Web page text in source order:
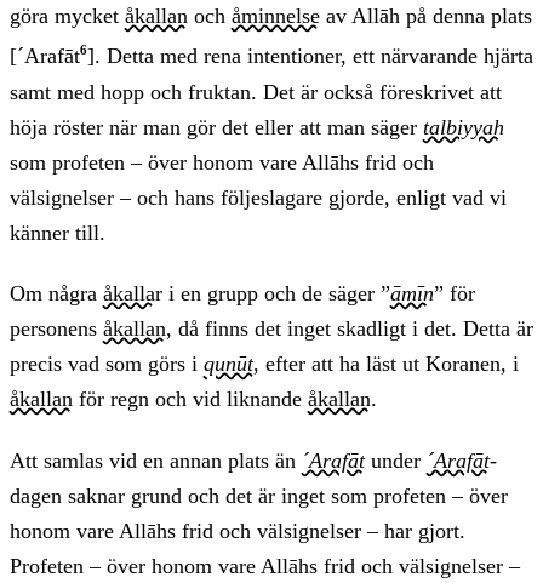
göra mycket åkallan och åminnelse av Allāh på denna plats
[´Arafāt6]. Detta med rena intentioner, ett närvarande hjärta
samt med hopp och fruktan. Det är också föreskrivet att
höja röster när man gör det eller att man säger talbiyyah
som profeten – över honom vare Allāhs frid och
välsignelser – och hans följeslagare gjorde, enligt vad vi
känner till.
Om några åkallar i en grupp och de säger ”āmīn” för
personens åkallan, då finns det inget skadligt i det. Detta är
precis vad som görs i qunūt, efter att ha läst ut Koranen, i
åkallan för regn och vid liknande åkallan.
Att samlas vid en annan plats än ´Arafātunder ´Arafāt-
dagen saknar grund och det är inget som profeten – över
honom vare Allāhs frid och välsignelser – har gjort.
Profeten – över honom vare Allāhs frid och välsignelser –